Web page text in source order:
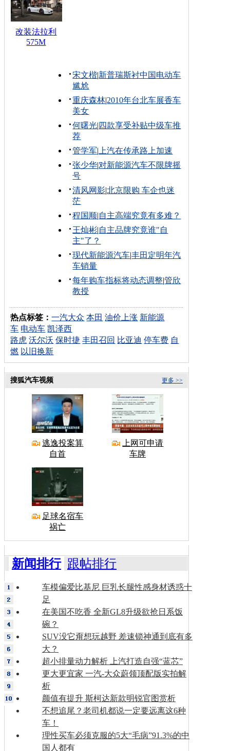
改装法拉利
575M
宋文楷|新普瑞斯衬中国电动车
尴尬
重庆森林|2010年台北车展香车
美女
何曙光| 四款享受补贴中级车推
荐
管学军| 上汽在传承路上加速
张少华|对新能源汽车不限牌摇
号
清风网影|北京限购 车企也迷
茫
程国顺|自主高端究竟有多难？
王灿彬|自主品牌究竟谁"自
主"了？
现代新能源汽车|丰田定明年汽
车销量
每年购车指标将动态调整|管欣
教授
热点标签：一汽大众 本田 油价上涨 新能源
车 电动车 凯泽西
路虎 沃尔沃 保时捷 丰田召回 比亚迪 停车费 自
燃 以旧换新
更多 >>
搜狐汽车视频
逃逸投案算
自首
上网可申请
车牌
足球名宿车
祸亡
新闻排行 跟帖排行
车模偏爱比基尼 巨乳长腿性感身材诱惑十
足
在美国不吃香 全新GL8升级欲抢日系饭
碗？
SUV没它甭想玩越野 差速锁神通到底有多
大？
超小排量动力解析 上汽打造自强“蓝芯”
更大更宜家 一汽-大众蔚领顶配版实拍解
析
颜值有提升 斯柯达新款明锐官图赏析
不想追尾？老司机都说一定要远离这6种
车！
理性买车必须克服的5大“毛病”91.3%的中
国人都有